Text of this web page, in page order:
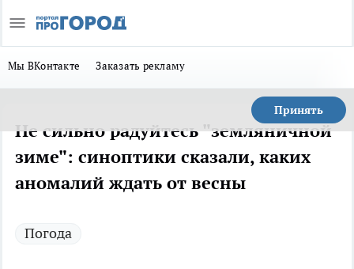
Мы ВКонтакте Заказать рекламу
Принять
Не сильно радуйтесь "земляничной
зиме": синоптики сказали, каких
аномалий ждать от весны
Погода